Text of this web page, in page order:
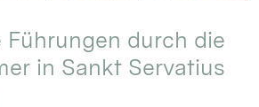
Führungen durch die
in Sankt Servatius